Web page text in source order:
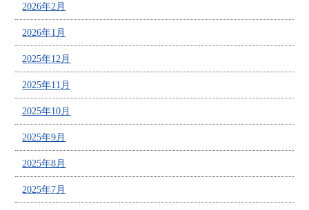
2026年2月
2026年1月
2025年12月
2025年11月
2025年10月
2025年9月
2025年8月
2025年7月